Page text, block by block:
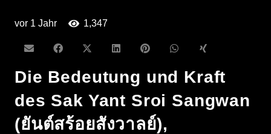
vor 1 Jahr 1,347
Die Bedeutung und Kraft
des Sak Yant Sroi Sangwan
(ยันต์สร้อยสังวาลย์),